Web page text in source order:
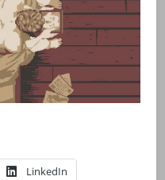
LinkedIn